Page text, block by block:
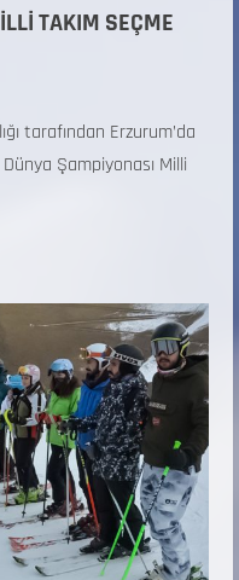
TAKIM SEÇME
tarafından Erzurum’da
Şampiyonası Milli